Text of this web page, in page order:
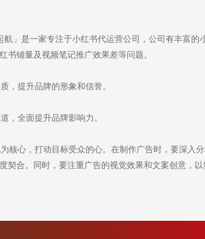
」是一家专注于小红书代运营公司，公司有丰富的
书铺量及视频笔记推广效果差等问题。
，提升品牌的形象和信誉。
，全面提升品牌影响力。
核心，打动目标受众的心。在制作广告时，要深入
契合。同时，要注重广告的视觉效果和文案创意，